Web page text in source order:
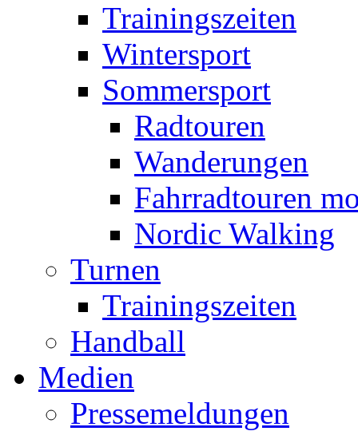
Trainingszeiten
Wintersport
Sommersport
Radtouren
Wanderungen
Fahrradtouren
Nordic Walking
Turnen
Trainingszeiten
Handball
Medien
Pressemeldungen